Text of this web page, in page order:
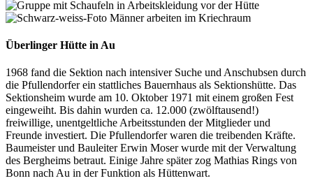
Überlinger Hütte in Au
1968 fand die Sektion nach intensiver Suche und Anschubsen durch
die Pfullendorfer ein stattliches Bauernhaus als Sektionshütte. Das
Sektionsheim wurde am 10. Oktober 1971 mit einem großen Fest
eingeweiht. Bis dahin wurden ca. 12.000 (zwölftausend!)
freiwillige, unentgeltliche Arbeitsstunden der Mitglieder und
Freunde investiert. Die Pfullendorfer waren die treibenden Kräfte.
Baumeister und Bauleiter Erwin Moser wurde mit der Verwaltung
des Bergheims betraut. Einige Jahre später zog Mathias Rings von
Bonn nach Au in der Funktion als Hüttenwart.